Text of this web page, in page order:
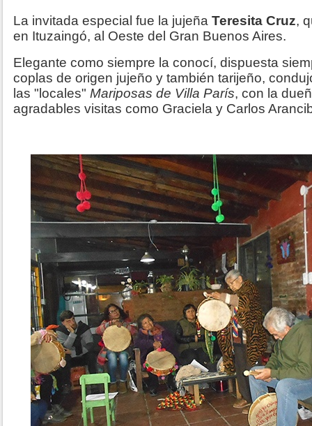
La invitada especial fue la jujeña Teresita Cruz,
en Ituzaingó, al Oeste del Gran Buenos Aires.
Elegante como siempre la conocí, dispuesta
coplas de origen jujeño y también tarijeño,
las "locales" Mariposas de Villa París, con la
agradables visitas como Graciela y Carlos